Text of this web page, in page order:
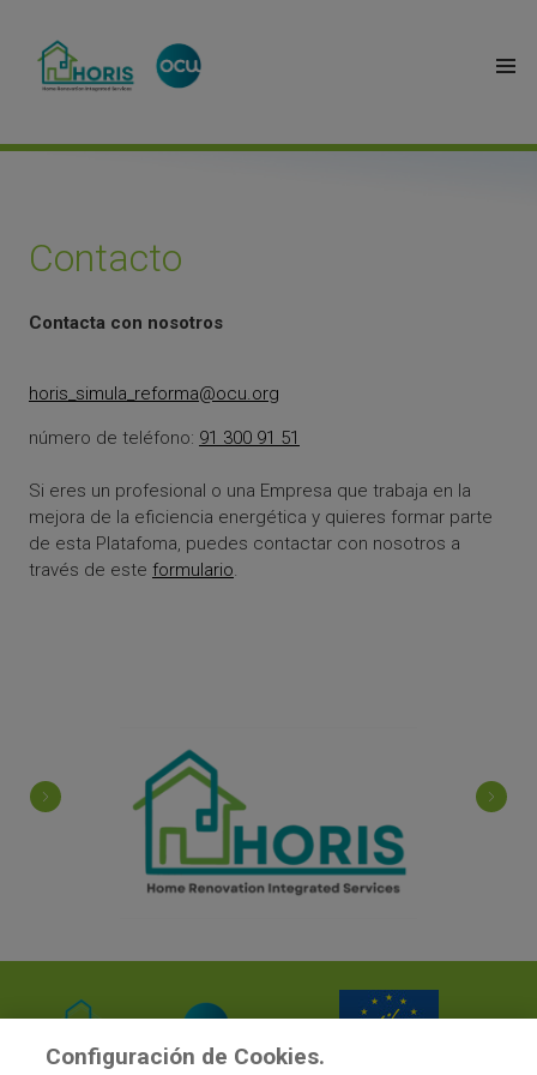
Contacto
Contacta con nosotros
horis_simula_reforma@ocu.org
número de teléfono: 91 300 91 51
Si eres un profesional o una Empresa que trabaja en la
mejora de la eficiencia energética y quieres formar parte
de esta Platafoma, puedes contactar con nosotros a
través de este formulario.
Configuración de Cookies.